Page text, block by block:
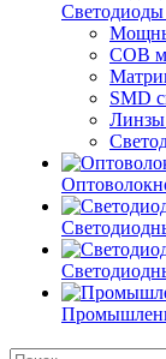
COB
SMD
Линзы